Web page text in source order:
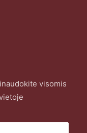
visomis